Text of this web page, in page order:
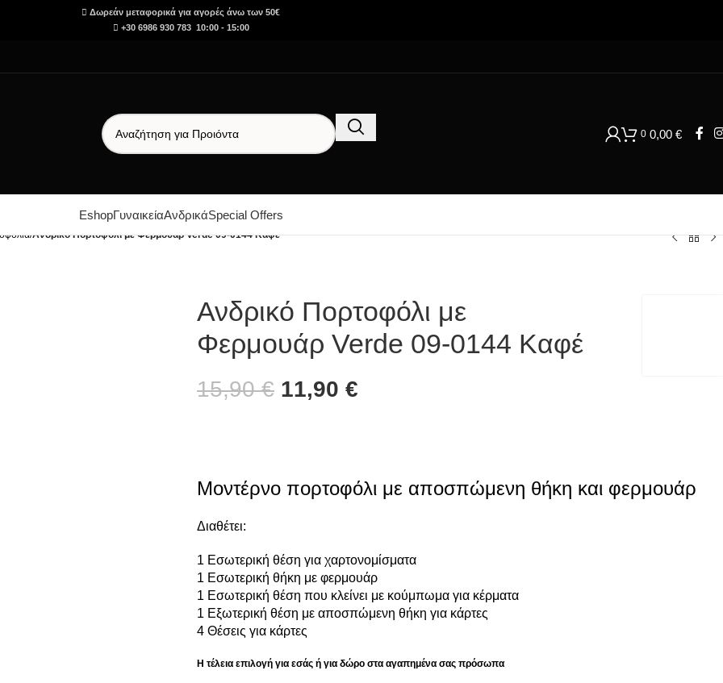
Δωρεάν μεταφορικά για αγορές άνω των 50€
+30 6986 930 783 10:00 - 15:00
0 0,00 €
EshopΓυναικείαΑνδρικάSpecial Offers
/Ανδρικό Πορτοφόλι με Φερμουάρ Verde 09-0144 Καφέ
Ανδρικό Πορτοφόλι με
Φερμουάρ Verde 09-0144 Καφέ
15,90€ 11,90 €
Μοντέρνο πορτοφόλι με αποσπώμενη θήκη και φερμουάρ
Διαθέτει:
1 Εσωτερική θέση για χαρτονομίσματα
1 Εσωτερική θήκη με φερμουάρ
1 Εσωτερική θέση που κλείνει με κούμπωμα για κέρματα
1 Εξωτερική θέση με αποσπώμενη θήκη για κάρτες
4 Θέσεις για κάρτες
Η τέλεια επιλογή για εσάς ή για δώρο στα αγαπημένα σας πρόσωπα